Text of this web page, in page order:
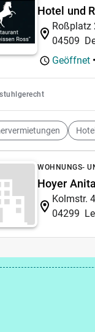
Hotel und
Roßplatz
04509
Geöffnet
WOHNUNGS-
Hoyer Anita
Kolmstr.
04299